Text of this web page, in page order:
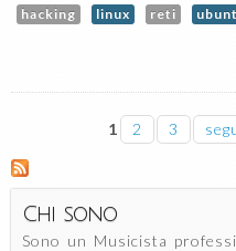
hacking linux reti
1 2 3
Chi sono
Sono un Musicista